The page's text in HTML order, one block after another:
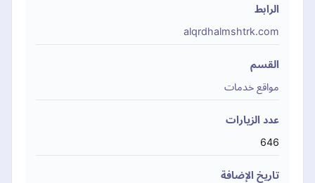
الرابط
alqrdhalmshtrk.com
القسم
مواقع خدمات
عدد الزيارات
646
تاريخ الإضافة